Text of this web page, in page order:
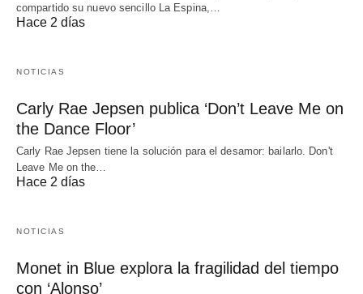
compartido su nuevo sencillo La Espina,…
Hace 2 días
NOTICIAS
Carly Rae Jepsen publica ‘Don’t Leave Me on
the Dance Floor’
Carly Rae Jepsen tiene la solución para el desamor: bailarlo. Don't
Leave Me on the…
Hace 2 días
NOTICIAS
Monet in Blue explora la fragilidad del tiempo
con ‘Alonso’